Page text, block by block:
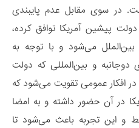
در سوی مقابل عدم ‏پایبندی
پیشین آمریکا توافق کرده،
بین‌­الملل می­‌شود و با توجه به
دوجانبه و بین‌­المللی که دولت
در افکار عمومی تقویت می­‌شود که
در آن حضور داشته و به امضا
و این تجربه باعث می­‌شود تا